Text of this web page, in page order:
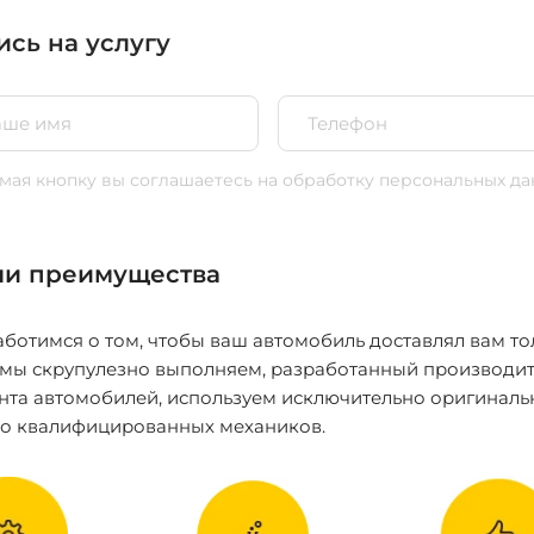
на услугу
кнопку вы соглашаетесь на обработку персональных
преимущества
о том, чтобы ваш автомобиль доставлял вам
скрупулезно выполняем, разработанный
автомобилей, используем исключительно
квалифицированных механиков.